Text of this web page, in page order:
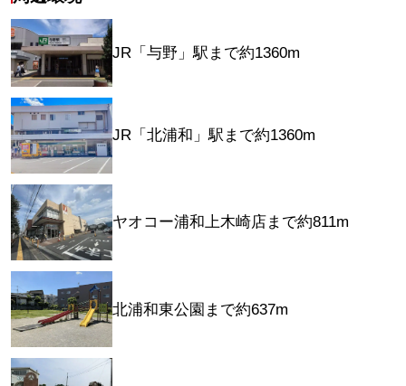
JR「与野」駅まで約1360m
JR「北浦和」駅まで約1360m
ヤオコー浦和上木崎店まで約811m
北浦和東公園まで約637m